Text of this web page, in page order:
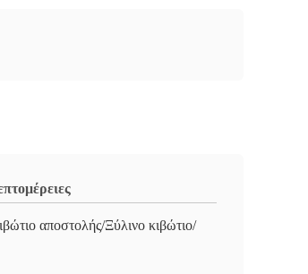
αποστολής/Ξύλινο κιβώτιο/